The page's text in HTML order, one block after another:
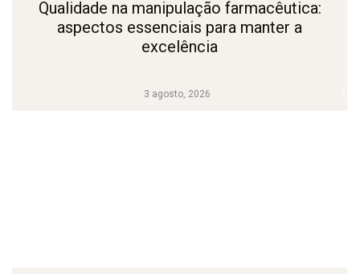
3 agosto, 2026
Qualidade na manipulação farmacêutica:
aspectos essenciais para manter a
excelência